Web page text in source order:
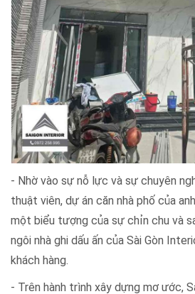
- Nhờ vào sự nỗ lực và sự chuyên
thuật viên, dự án căn nhà phố của
một biểu tượng của sự chỉn chu và
ngôi nhà ghi dấu ấn của Sài Gòn
khách hàng.
- Trên hành trình xây dựng mơ ước,
chỉ là đối tác, mà còn là người bạn
của mọi gia đình. Chúng tôi cam kết
trị thẩm mỹ và chức năng tối ưu cho
Công ty TNHH Sài Gòn Interior